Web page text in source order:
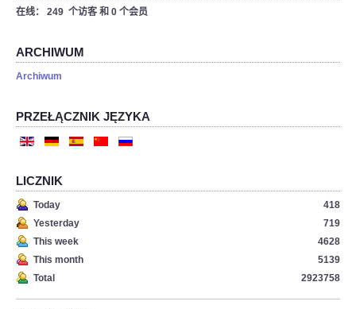
在线： 249 个访客 和 0 个会员
ARCHIWUM
Archiwum
PRZEŁĄCZNIK JĘZYKA
LICZNIK
Today
418
Yesterday
719
This week
4628
This month
5139
Total
2923758